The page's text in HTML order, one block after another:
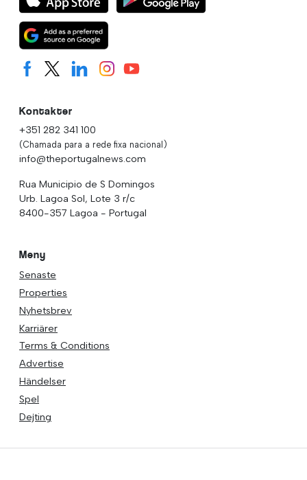
Kontakter
+351 282 341 100
(Chamada para a rede fixa nacional)
info@theportugalnews.com
Rua Municipio de S Domingos
Urb. Lagoa Sol, Lote 3 r/c
8400-357 Lagoa - Portugal
Meny
Senaste
Properties
Nyhetsbrev
Karriärer
Terms & Conditions
Advertise
Händelser
Spel
Dejting